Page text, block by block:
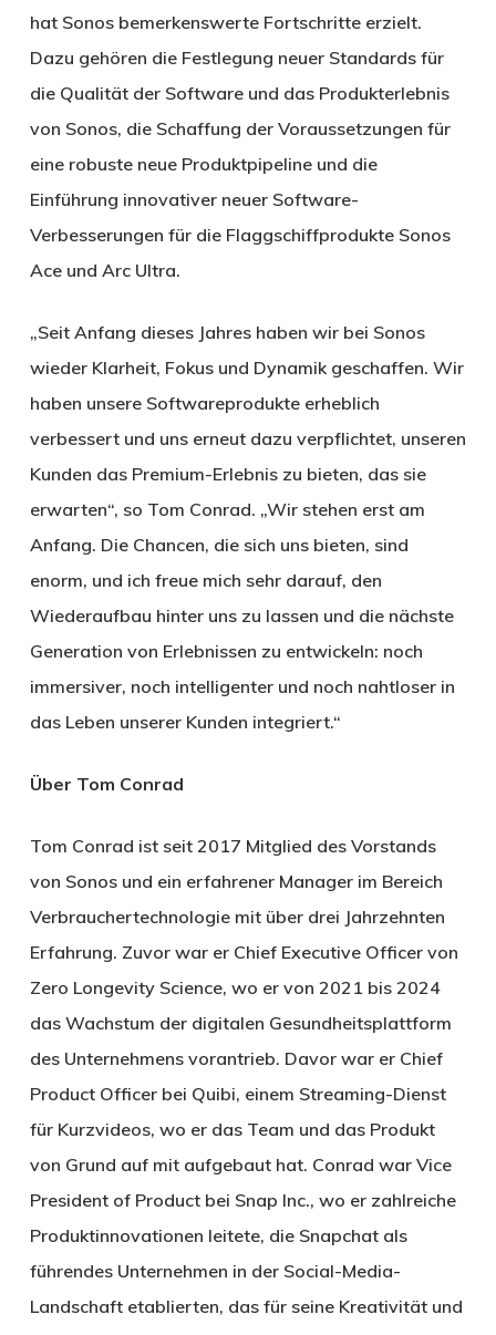
hat Sonos bemerkenswerte Fortschritte erzielt.
Dazu gehören die Festlegung neuer Standards für
die Qualität der Software und das Produkterlebnis
von Sonos, die Schaffung der Voraussetzungen für
eine robuste neue Produktpipeline und die
Einführung innovativer neuer Software-
Verbesserungen für die Flaggschiffprodukte Sonos
Ace und Arc Ultra.
„Seit Anfang dieses Jahres haben wir bei Sonos
wieder Klarheit, Fokus und Dynamik geschaffen. Wir
haben unsere Softwareprodukte erheblich
verbessert und uns erneut dazu verpflichtet, unseren
Kunden das Premium-Erlebnis zu bieten, das sie
erwarten“, so Tom Conrad. „Wir stehen erst am
Anfang. Die Chancen, die sich uns bieten, sind
enorm, und ich freue mich sehr darauf, den
Wiederaufbau hinter uns zu lassen und die nächste
Generation von Erlebnissen zu entwickeln: noch
immersiver, noch intelligenter und noch nahtloser in
das Leben unserer Kunden integriert.“
Über Tom Conrad
Tom Conrad ist seit 2017 Mitglied des Vorstands
von Sonos und ein erfahrener Manager im Bereich
Verbrauchertechnologie mit über drei Jahrzehnten
Erfahrung. Zuvor war er Chief Executive Officer von
Zero Longevity Science, wo er von 2021 bis 2024
das Wachstum der digitalen Gesundheitsplattform
des Unternehmens vorantrieb. Davor war er Chief
Product Officer bei Quibi, einem Streaming-Dienst
für Kurzvideos, wo er das Team und das Produkt
von Grund auf mit aufgebaut hat. Conrad war Vice
President of Product bei Snap Inc., wo er zahlreiche
Produktinnovationen leitete, die Snapchat als
führendes Unternehmen in der Social-Media-
Landschaft etablierten, das für seine Kreativität und